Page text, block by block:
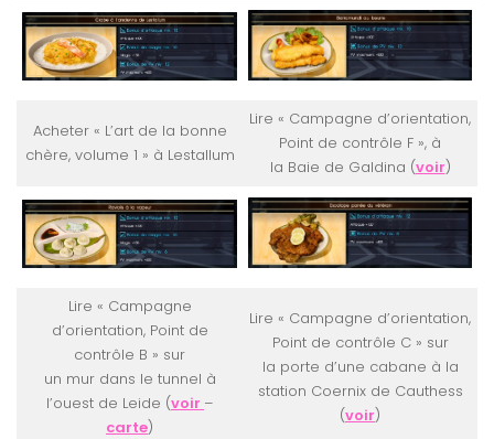
Acheter « L’art de la bonne
chère, volume 1 » à Lestallum
Lire « Campagne d’orientation,
Point de contrôle F », à
la Baie de Galdina (voir)
Lire « Campagne
d’orientation, Point de
contrôle B » sur
un mur dans le tunnel à
l’ouest de Leide (voir –
carte)
Lire « Campagne d’orientation,
Point de contrôle C » sur
la porte d’une cabane à la
station Coernix de Cauthess
(voir)